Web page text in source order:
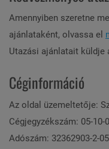
Amennyiben szeretne
ajánlataként, olvassa el
Utazási ajánlatait küldje
Céginformáció
Az oldal üzemeltetője:
Cégjegyzékszám: 05-10-
Adószám: 32362903-2-05